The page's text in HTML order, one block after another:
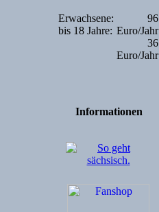
Erwachsene:
bis 18 Jahre:
96
Euro/Jahr
36
Euro/Jahr
Informationen